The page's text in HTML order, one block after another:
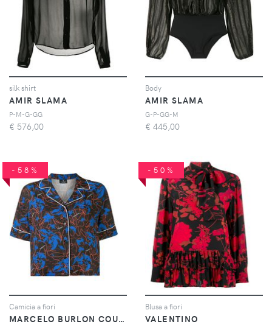
silk shirt
AMIR SLAMA
P-M-G-GG
€ 576,00
Body
AMIR SLAMA
G-P-GG-M
€ 445,00
-58%
Camicia a fiori
MARCELO BURLON COUNTY OF MILAN
-50%
Blusa a fiori
VALENTINO